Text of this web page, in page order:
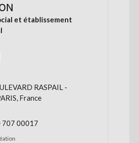
et établissement
RASPAIL -
France
707 00017